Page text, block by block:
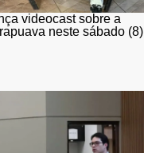
videocast sobre a
neste sábado (8)